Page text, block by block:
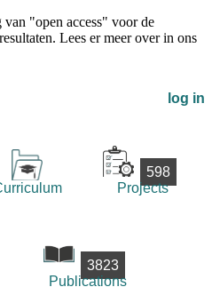
"open access" voor de
Lees er meer over in ons
log in
598
Projects
3823
Publications